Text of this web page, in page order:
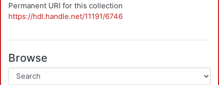
Permanent URI for this collection
https://hdl.handle.net/11191/6746
Browse